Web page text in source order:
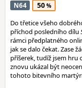
N64 50
Do třetice všeho
příchod posledního dílu
rámci předplatného
jak se dalo čekat. Zase
příšerek, tudíž jsem hru
znovu ukázal být
tohoto bitevního